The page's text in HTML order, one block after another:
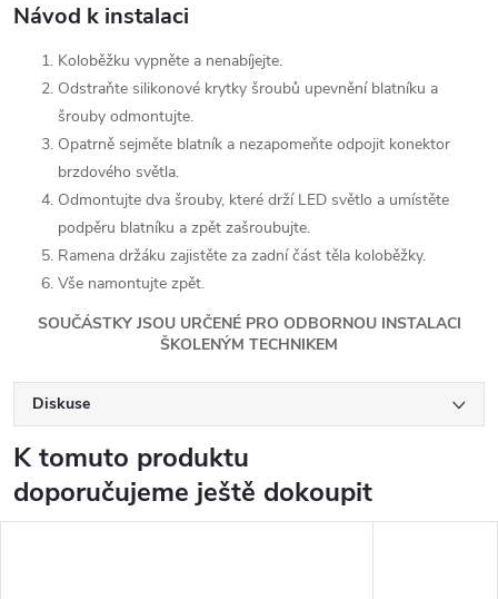
Návod k instalaci
Koloběžku vypněte a nenabíjejte.
Odstraňte silikonové krytky šroubů upevnění blatníku a
šrouby odmontujte.
Opatrně sejměte blatník a nezapomeňte odpojit konektor
brzdového světla.
Odmontujte dva šrouby, které drží LED světlo a umístěte
podpěru blatníku a zpět zašroubujte.
Ramena držáku zajistěte za zadní část těla koloběžky.
Vše namontujte zpět.
SOUČÁSTKY JSOU URČENÉ PRO ODBORNOU INSTALACI
ŠKOLENÝM TECHNIKEM
Diskuse
K tomuto produktu
doporučujeme ještě dokoupit